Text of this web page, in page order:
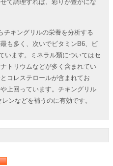
て調理すれば、彩りが豊かにな
チキングリルの栄養を分析する
も多く、次いでビタミンB6、ビ
います。ミネラル類についてはセ
トリウムなどが多く含まれてい
コレステロールが含まれてお
上回っています。チキングリル
ンなどを補うのに有効です。